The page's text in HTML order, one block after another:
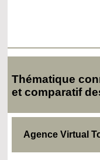
Thématique
et comparatif
Agence Virtual